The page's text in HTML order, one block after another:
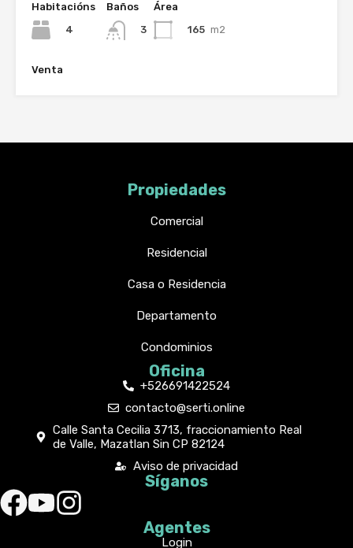
Habitacións
4
Baños
3
Área
165 m2
Venta
Propiedades
Comercial
Residencial
Casa o Residencia
Departamento
Condominios
Oficina
+526691422524
contacto@serti.online
Calle Santa Cecilia 3713, fraccionamiento Real
de Valle, Mazatlan Sin CP 82124
Aviso de privacidad
Síganos
Agentes
Login